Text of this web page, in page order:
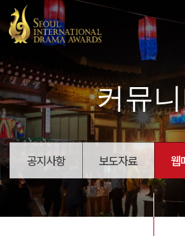
커뮤
공지사항 보도자료 웹